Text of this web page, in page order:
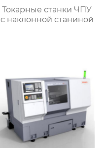
Токарные станки ЧПУ
c наклонной станиной